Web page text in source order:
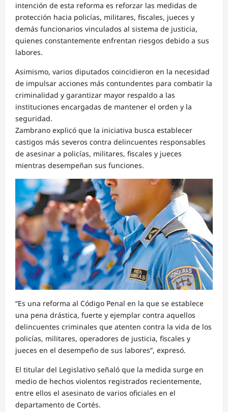
intención de esta reforma es reforzar las medidas de
protección hacia policías, militares, fiscales, jueces y
demás funcionarios vinculados al sistema de justicia,
quienes constantemente enfrentan riesgos debido a sus
labores.
Asimismo, varios diputados coincidieron en la necesidad
de impulsar acciones más contundentes para combatir la
criminalidad y garantizar mayor respaldo a las
instituciones encargadas de mantener el orden y la
seguridad.
Zambrano explicó que la iniciativa busca establecer
castigos más severos contra delincuentes responsables
de asesinar a policías, militares, fiscales y jueces
mientras desempeñan sus funciones.
“Es una reforma al Código Penal en la que se establece
una pena drástica, fuerte y ejemplar contra aquellos
delincuentes criminales que atenten contra la vida de los
policías, militares, operadores de justicia, fiscales y
jueces en el desempeño de sus labores”, expresó.
El titular del Legislativo señaló que la medida surge en
medio de hechos violentos registrados recientemente,
entre ellos el asesinato de varios oficiales en el
departamento de Cortés.